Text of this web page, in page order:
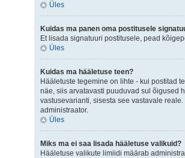
Üles
Kuidas ma panen oma postitusele
Et lisada signatuuri postitusele, pead
Üles
Kuidas ma hääletuse teen?
Hääletuste tegemine on lihte - kui postitad
näe, siis arvatavasti puuduvad sul õigused
vastusevarianti, sisesta see vastavale
administraator.
Üles
Miks ma ei saa lisada hääletuse valikuid?
Hääletuse valikute limiidi määrab